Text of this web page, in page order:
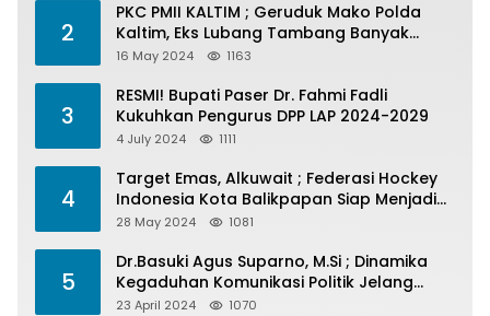
2
PKC PMII KALTIM ; Geruduk Mako Polda
Kaltim, Eks Lubang Tambang Banyak
Menelan Korban
16 May 2024 1163
3
RESMI! Bupati Paser Dr. Fahmi Fadli
Kukuhkan Pengurus DPP LAP 2024-2029
4 July 2024 1111
4
Target Emas, Alkuwait ; Federasi Hockey
Indonesia Kota Balikpapan Siap Menjadi
Barometer Prestasi Di Kaltim
28 May 2024 1081
5
Dr.Basuki Agus Suparno, M.Si ; Dinamika
Kegaduhan Komunikasi Politik Jelang
Pesta Politik 2024
23 April 2024 1070